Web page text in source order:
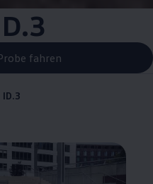
fahren
ID.3